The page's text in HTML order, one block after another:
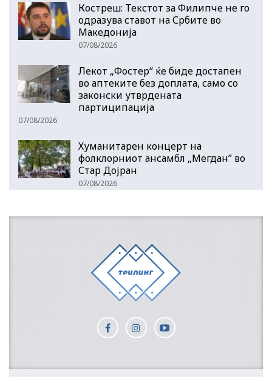
Костреш: Текстот за Филипче не го
одразува ставот на Србите во
Македонија
07/08/2026
Лекот „Фостер“ ќе биде достапен
во аптеките без доплата, само со
законски утврдената
партиципација
07/08/2026
Хуманитарен концерт на
фолклорниот ансамбл „Мегдан” во
Стар Дојран
07/08/2026